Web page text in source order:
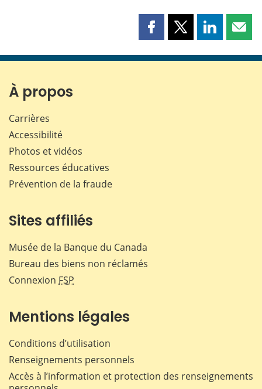
Partager
page
Partager
page
Partager
page page
À propos
Carrières
Accessibilité
Photos et vidéos
Ressources éducatives
Prévention de la fraude
Sites affiliés
Musée de la Banque du Canada
Bureau des biens non réclamés
Connexion FSP
Mentions légales
Conditions d’utilisation
Renseignements personnels
Accès à l’information et protection des renseignements